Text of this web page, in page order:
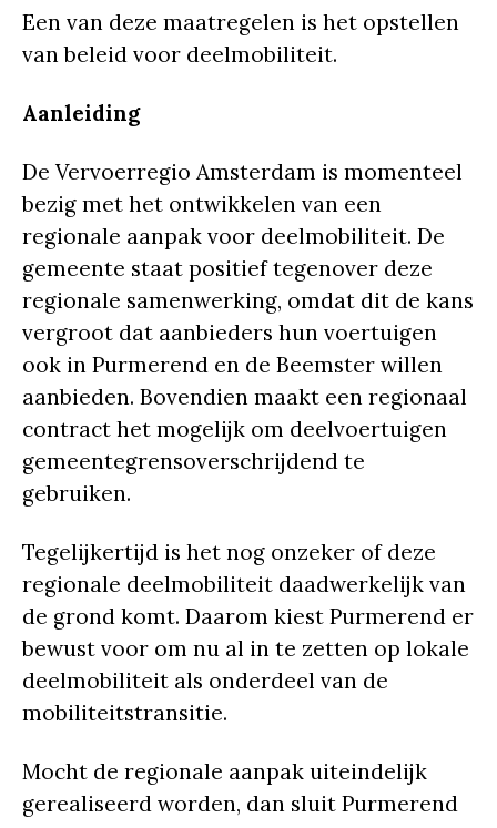
Een van deze maatregelen is het opstellen
van beleid voor deelmobiliteit.
Aanleiding
De Vervoerregio Amsterdam is momenteel
bezig met het ontwikkelen van een
regionale aanpak voor deelmobiliteit. De
gemeente staat positief tegenover deze
regionale samenwerking, omdat dit de kans
vergroot dat aanbieders hun voertuigen
ook in Purmerend en de Beemster willen
aanbieden. Bovendien maakt een regionaal
contract het mogelijk om deelvoertuigen
gemeentegrensoverschrijdend te
gebruiken.
Tegelijkertijd is het nog onzeker of deze
regionale deelmobiliteit daadwerkelijk van
de grond komt. Daarom kiest Purmerend er
bewust voor om nu al in te zetten op lokale
deelmobiliteit als onderdeel van de
mobiliteitstransitie.
Mocht de regionale aanpak uiteindelijk
gerealiseerd worden, dan sluit Purmerend